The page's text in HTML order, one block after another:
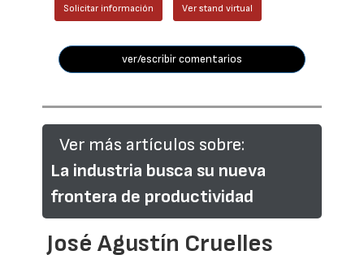
Solicitar información Ver stand virtual
ver/escribir comentarios
Ver más artículos sobre:
La industria busca su nueva
frontera de productividad
José Agustín Cruelles